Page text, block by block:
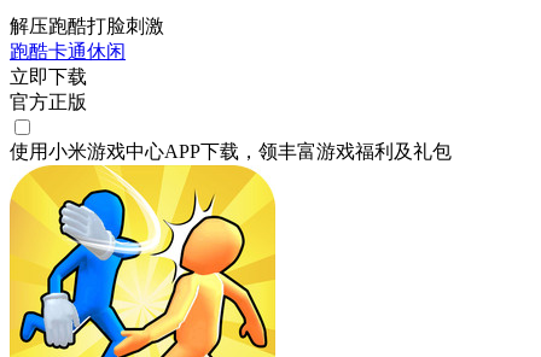
解压跑酷打脸刺激
跑酷卡通休闲
立即下载
官方正版
使用小米游戏中心APP下载 ，领丰富游戏福利 及礼包